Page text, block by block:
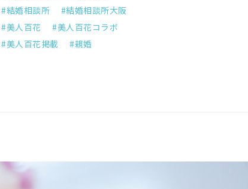
結婚相談所
結婚相談所大阪
美人百花
美人百花コラボ
美人百花掲載
親婚